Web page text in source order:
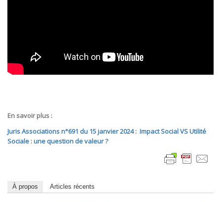
En savoir plus :
JurisAssociationsn°691 du 15 janvier 2024 : Impact Social VS Utilité
Sociale : une question de valeur ?
À propos Articles récents